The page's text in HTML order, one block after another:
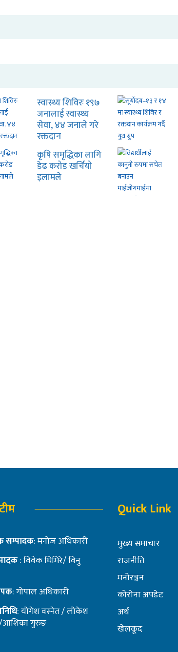
स्वास्थ्य शिविरः १९७
जनालाई स्वास्थ्य
सेवा, ४४ जनाले गरे
रक्तदान
कृषि समृद्धिका लागि
डेढ करोड खर्चियो
इलामले
सम्पादक: मनोज अधिकारी
: विवेक घिमिरे/ विनु
: गोपाल अधिकारी
: योगेश वस्नेत / लोकेश
/आशिका गुरुङ
Quick Link
मुख्य समाचार
राजनीति
मनोरञ्जन
कोरोना अपडेट
अर्थ
खेलकूद